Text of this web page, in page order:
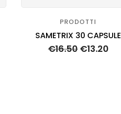
PRODOTTI
SAMETRIX 30 CAPSULE
€16.50 €13.20